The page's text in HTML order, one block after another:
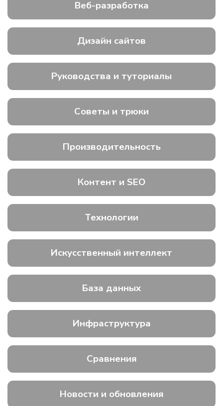
Веб-разработка
Дизайн сайтов
Руководства и туториалы
Советы и трюки
Производительность
Контент и SEO
Технологии
Искусственный интеллект
База данных
Инфраструктура
Сравнения
Новости и обновления